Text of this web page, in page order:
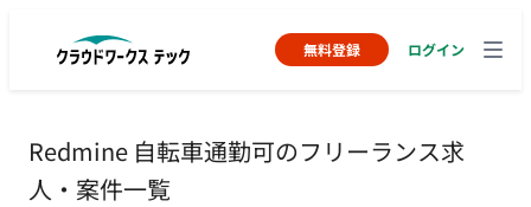
無料登録 ログイン
Redmine 自転車通勤可のフリーランス求
人・案件一覧